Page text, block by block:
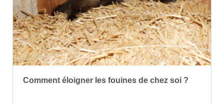
Comment éloigner les fouines de chez soi ?